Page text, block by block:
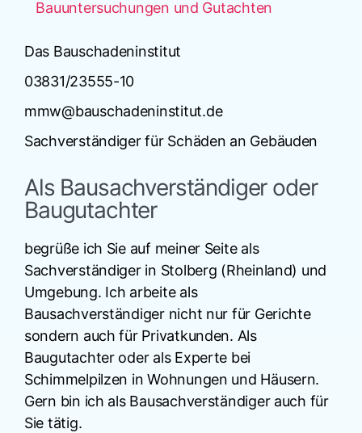
Das Bauschadeninstitut
03831/23555-10
mmw@bauschadeninstitut.de
Sachverständiger für Schäden an Gebäuden
Als Bausachverständiger oder
Baugutachter
begrüße ich Sie auf meiner Seite als
Sachverständiger in Stolberg (Rheinland) und
Umgebung. Ich arbeite als
Bausachverständiger nicht nur für Gerichte
sondern auch für Privatkunden. Als
Baugutachter oder als Experte bei
Schimmelpilzen in Wohnungen und Häusern.
Gern bin ich als Bausachverständiger auch für
Sie tätig.